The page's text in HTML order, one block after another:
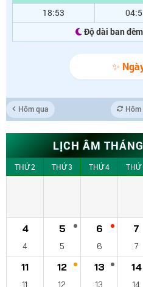
18:53
Độ dài ban
✨
Hôm qua Hôm
LỊCH ÂM
THỨ 2 THỨ 3 THỨ 4 THỨ
4
4
5
5
6
6
7
7
11
11
12
12
13
13
14
14